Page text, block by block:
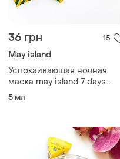
36 грн 15
May island
Успокаивающая ночная
маска may island 7 days
secret centella cica
5 мл